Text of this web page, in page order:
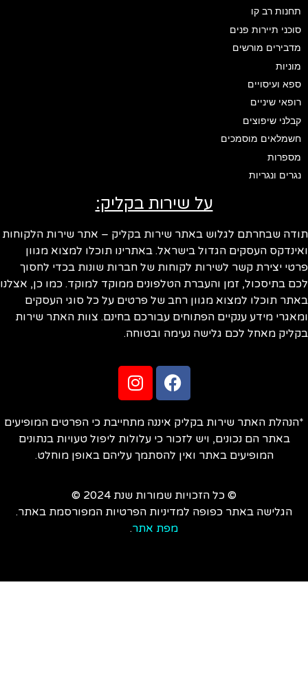
תחנות רב קו
סוכני תיירות פנים
מדבירים מורשים
מוניות
ספא ועיסויים
רופאי שיניים
קבלני שיפוצים
חשמלאים מוסמכים
מספרות
נגרים ונגריות
על שירות בקליק:
שבחרתם לגלוש באתר שירות בקליק – אתר שירות הלקוחות
העסקים הגדול בישראל. באתרינו תוכלו למצוא מגוון
יצירת קשר לשירות לקוחות של חברות שונות בכדי לחסוך
בתיסכול, זמן והעברת הטלפונים ממוקד למוקד. כמו כן, אצלנו
תוכלו למצוא מגוון רחב של פרטים על כל סוגי העסקים
מידע ענקיים הפתוחים עבורכם בחינם. צוות האתר שירות
מאחל לכם גלישה נעימה ובטוחה.
האתר שירות בקליק איננה מתחייבת כי הפרטים המופיעים
באתר הם נכונים, ויש לזכור כי עלולות ליפול טעויות בנתונים
המופיעים באתר ואין להסתמך עליהם באופן מוחלט.
© כל הזכויות שמורות שנת 2024 ©
הגלישה באתר כפופה למדיניות הפרטיות המפורסמת באתר.
מפת אתר.